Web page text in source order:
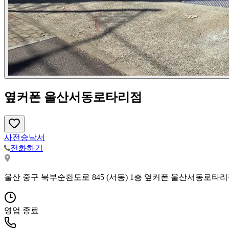
옆커폰 울산서동로타리점
사전승낙서
전화하기
울산 중구 북부순환도로 845 (서동) 1층 옆커폰 울산서동로타
영업 종료